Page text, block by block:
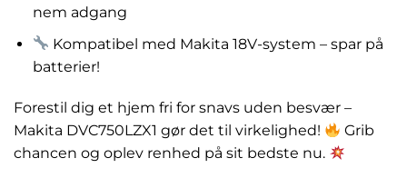
nem adgang
Kompatibel med Makita 18V-system – spar på
batterier!
Forestil dig et hjem fri for snavs uden besvær –
Makita DVC750LZX1 gør det til virkelighed!
Grib
chancen og oplev renhed på sit bedste nu.